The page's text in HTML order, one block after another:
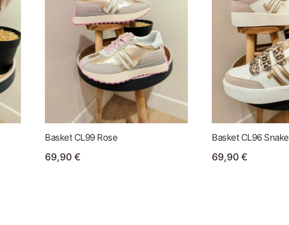
Basket CL99 Rose
69,90€
Basket CL96 Snake
69,90€